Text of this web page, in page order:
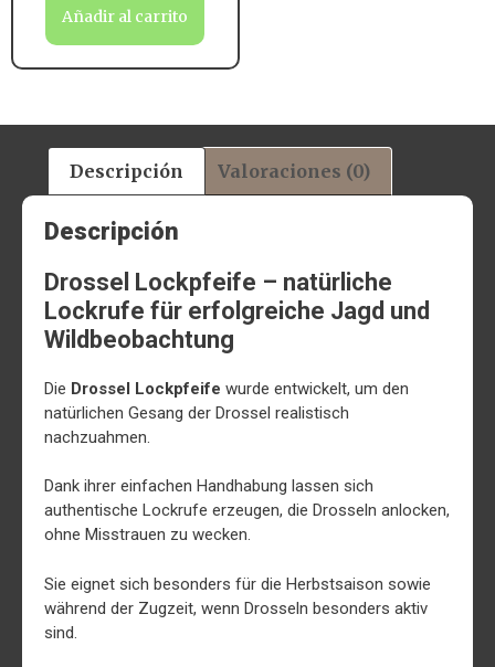
Añadir al carrito
Descripción Valoraciones (0)
Descripción
Drossel Lockpfeife – natürliche
Lockrufe für erfolgreiche Jagd und
Wildbeobachtung
Die Drossel Lockpfeife wurde entwickelt, um den
natürlichen Gesang der Drossel realistisch
nachzuahmen.
Dank ihrer einfachen Handhabung lassen sich
authentische Lockrufe erzeugen, die Drosseln anlocken,
ohne Misstrauen zu wecken.
Sie eignet sich besonders für die Herbstsaison sowie
während der Zugzeit, wenn Drosseln besonders aktiv
sind.